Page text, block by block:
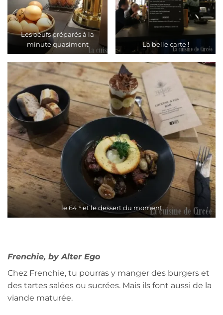
Les oeufs préparés à la
minute quasiment
La belle carte !
le 64 ° et le dessert du moment
Frenchie, by Alter Ego
Chez Frenchie, tu pourras y manger des burgers et
des tartes salées ou sucrées. Mais ils font aussi de la
viande maturée.